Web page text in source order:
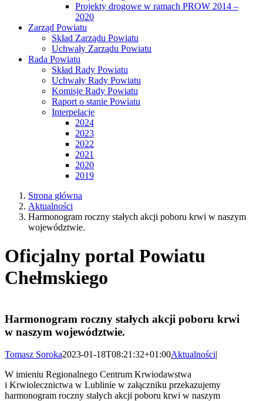
Projekty drogowe w ramach PROW 2014 –
2020
Zarząd Powiatu
Skład Zarządu Powiatu
Uchwały Zarządu Powiatu
Rada Powiatu
Skład Rady Powiatu
Uchwały Rady Powiatu
Komisje Rady Powiatu
Raport o stanie Powiatu
Interpelacje
2024
2023
2022
2021
2020
2019
Strona główna
Aktualności
Harmonogram roczny stałych akcji poboru krwi w naszym
województwie.
Oficjalny portal Powiatu
Chełmskiego
Harmonogram roczny stałych akcji poboru krwi
w naszym województwie.
Tomasz Soroka2023-01-18T08:21:32+01:00Aktualności|
W imieniu Regionalnego Centrum Krwiodawstwa
i Krwiolecznictwa w Lublinie w załączniku przekazujemy
harmonogram roczny stałych akcji poboru krwi w naszym